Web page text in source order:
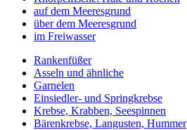
auf dem Meeresgrund
über dem Meeresgrund
im Freiwasser
Rankenfüßer
Asseln und ähnliche
Garnelen
Einsiedler- und Springkrebse
Krebse, Krabben, Seespinnen
Bärenkrebse, Langusten, Hummer